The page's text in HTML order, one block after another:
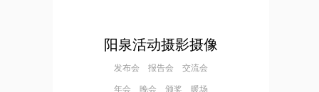
阳泉活动摄影摄像
发布会 报告会 交流会
年会 晚会 颁奖 暖场